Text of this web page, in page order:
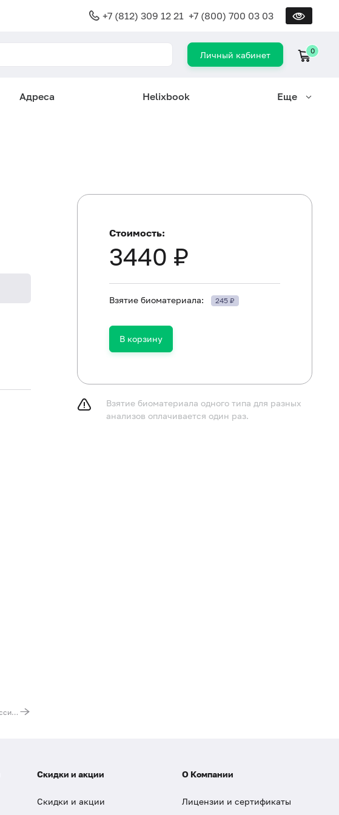
+7 (812) 309 12 21 +7 (800) 700 03 03
Личный кабинет 0
Адреса Helixbook Еще
ПЦР-анализ экспрессии гена WT1
Стоимость:
3440 ₽
Взятие биоматериала: 245 ₽
В корзину
Взятие биоматериала одного типа для разных
анализов оплачивается один раз.
Скидки и акции
Скидки и акции
О Компании
Лицензии и сертификаты